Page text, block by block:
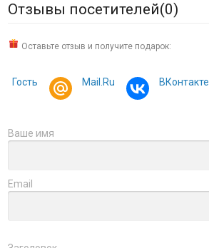
Отзывы посетителей(0)
Оставьте отзыв и получите подарок:
Гость Mail.Ru ВКонтакте
Ваше имя
Email